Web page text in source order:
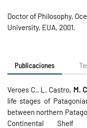
Doctor of Philosophy,
University, EUA, 2001.
Publicaciones
Veroes C., L. Castro, M.
life stages of
between northern
Continental Shelf